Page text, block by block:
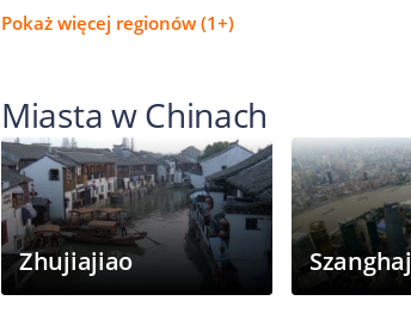
Pokaż więcej regionów (1+)
Miasta w Chinach
Zhujiajiao Szanghaj